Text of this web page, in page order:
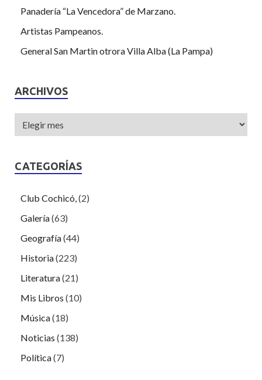
Panadería “La Vencedora” de Marzano.
Artistas Pampeanos.
General San Martin otrora Villa Alba (La Pampa)
ARCHIVOS
CATEGORÍAS
Club Cochicó, (2)
Galería(63)
Geografía(44)
Historia(223)
Literatura(21)
Mis Libros (10)
Música(18)
Noticias (138)
Política(7)